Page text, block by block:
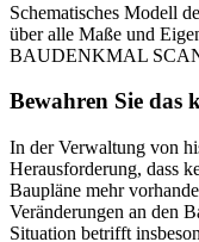
Schematisches Modell
über alle Maße und
BAUDENKMAL
Bewahren Sie das
In der Verwaltung von
Herausforderung, dass
Baupläne mehr
Veränderungen an den
Situation betrifft